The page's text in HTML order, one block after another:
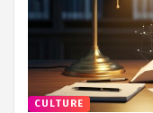
CULTURE